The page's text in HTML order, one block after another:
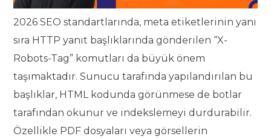
2026 SEO standartlarında, meta etiketlerinin yanı
sıra HTTP yanıt başlıklarında gönderilen “X-
Robots-Tag” komutları da büyük önem
taşımaktadır. Sunucu tarafında yapılandırılan bu
başlıklar, HTML kodunda görünmese de botlar
tarafından okunur ve indekslemeyi durdurabilir.
Özellikle PDF dosyaları veya görsellerin